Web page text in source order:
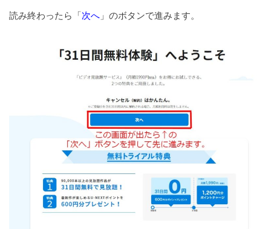
読み終わったら「次へ 」のボタンで進みます。